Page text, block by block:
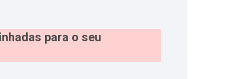
para o seu